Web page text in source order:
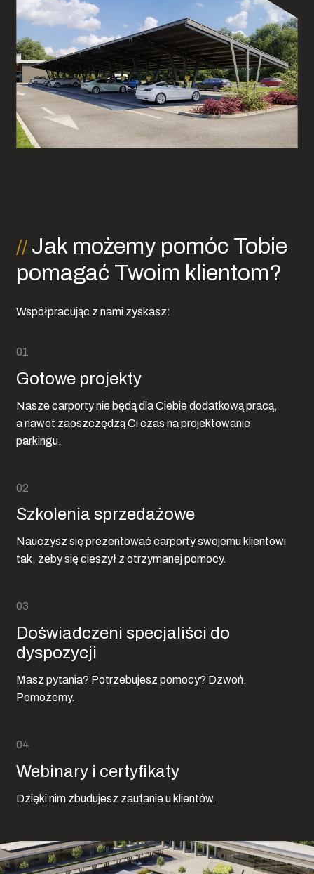
Jak możemy pomóc Tobie
pomagać Twoim klientom?
Współpracując z nami zyskasz:
Gotowe projekty
Nasze carporty nie będą dla Ciebie dodatkową pracą,
a nawet zaoszczędzą Ci czas na projektowanie
parkingu.
Szkolenia sprzedażowe
Nauczysz się prezentować carporty swojemu klientowi
tak, żeby się cieszył z otrzymanej pomocy.
Doświadczeni specjaliści do
dyspozycji
Masz pytania? Potrzebujesz pomocy? Dzwoń.
Pomożemy.
Webinary i certyfikaty
Dzięki nim zbudujesz zaufanie u klientów.